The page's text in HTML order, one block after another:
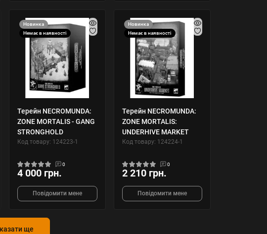
Новинка
Немає в наявності
Терейн NECROMUNDA:
ZONE MORTALIS - GANG
STRONGHOLD
Код товару: 124223-1
0
4 000 грн.
Повідомити мене
Новинка
Немає в наявності
Терейн NECROMUNDA:
ZONE MORTALIS:
UNDERHIVE MARKET
Код товару: 124224-1
0
2 210 грн.
Повідомити мене
ще